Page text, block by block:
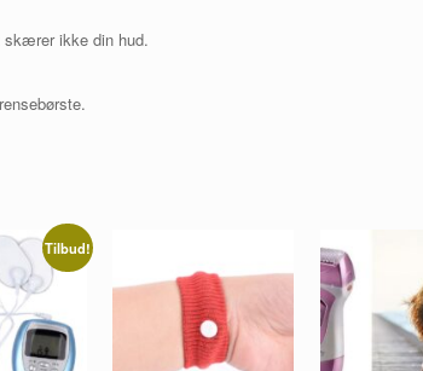
skærer ikke din hud.
Tilbud!